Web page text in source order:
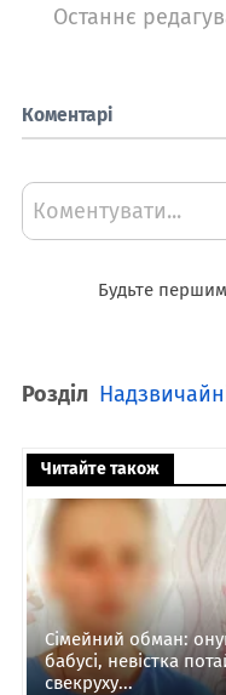
Останнє
Коментарі
Коментувати...
Будьте
Розділ
Читайте також
Сімейний обман:
бабусі, невістка
свекруху...